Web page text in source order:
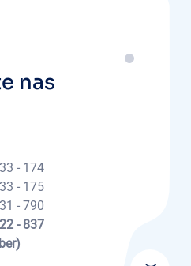
nas
- 174
- 175
- 790
- 837